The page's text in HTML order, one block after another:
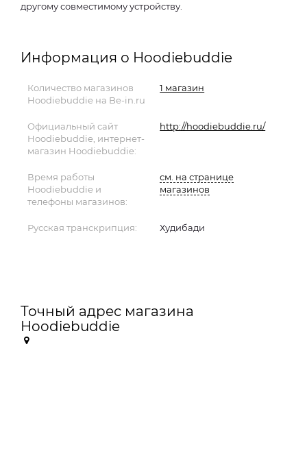
другому совместимому устройству.
Информация о Hoodiebuddie
Количество магазинов
Hoodiebuddie на Be-in.ru
1 магазин
Официальный сайт
Hoodiebuddie, интернет-
магазин Hoodiebuddie:
http://hoodiebuddie.ru/
Время работы
Hoodiebuddie и
телефоны магазинов:
см. на странице
магазинов
Русская транскрипция: Худибади
Точный адрес магазина
Hoodiebuddie